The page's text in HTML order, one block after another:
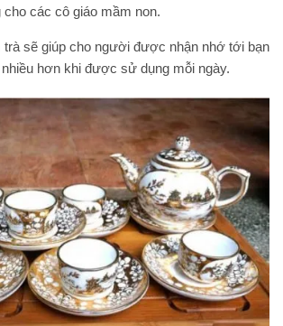
cho các cô giáo mầm non.
trà sẽ giúp cho người được nhận nhớ tới bạn
hơn khi được sử dụng mỗi ngày.